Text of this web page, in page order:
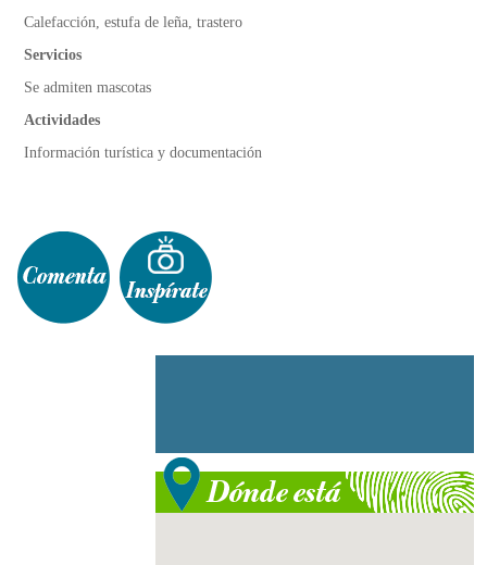
Calefacción, estufa de leña, trastero
Servicios
Se admiten mascotas
Actividades
Información turística y documentación